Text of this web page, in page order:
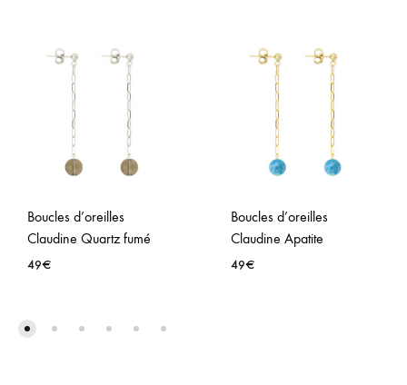
Boucles d’oreilles
Claudine Quartz fumé
49€
Boucles d’oreilles
Claudine Apatite
49€